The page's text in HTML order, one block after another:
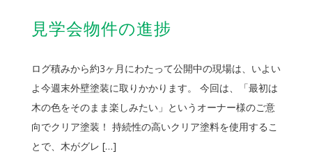
見学会物件の進捗
ログ積みから約3ヶ月にわたって公開中の現場は、いよい
よ今週末外壁塗装に取りかかります。 今回は、「最初は
木の色をそのまま楽しみたい」というオーナー様のご意
向でクリア塗装！ 持続性の高いクリア塗料を使用するこ
とで、木がグレ […]